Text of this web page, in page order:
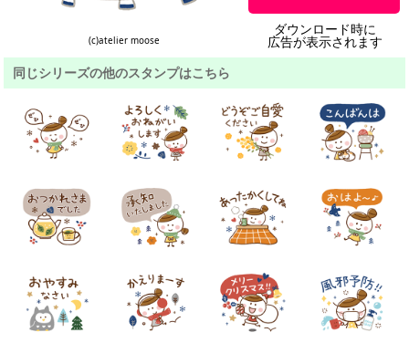
(c)atelier moose
ダウンロード時に
広告が表示されます
同じシリーズの他のスタンプはこちら